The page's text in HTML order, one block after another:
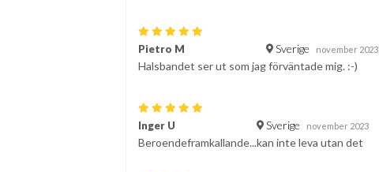
Pietro M Sverige november 2023
Halsbandet ser ut som jag förväntade mig. :-)
Inger U Sverige november 2023
Beroendeframkallande...kan inte leva utan det